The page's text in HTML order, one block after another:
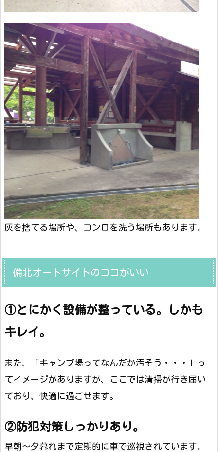
灰を捨てる場所や、コンロを洗う場所もあります。
備北オートサイトのココがいい
①とにかく設備が整っている。しかも
キレイ。
また、「キャンプ場ってなんだか汚そう・・・」っ
てイメージがありますが、ここでは清掃が行き届い
ており、快適に過ごせます。
②防犯対策しっかりあり。
早朝～夕暮れまで定期的に車で巡視されています。